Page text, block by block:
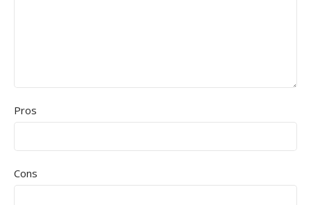
Pros
Cons